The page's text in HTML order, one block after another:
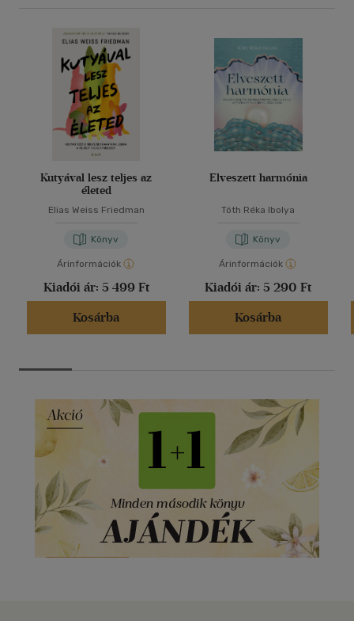
Kutyával lesz teljes az
életed
Elias Weiss Friedman
Könyv
Árinformációk
Kiadói ár: 5 499 Ft
Kosárba
Elveszett harmónia
Tóth Réka Ibolya
Könyv
Árinformációk
Kiadói ár: 5 290 Ft
Kosárba